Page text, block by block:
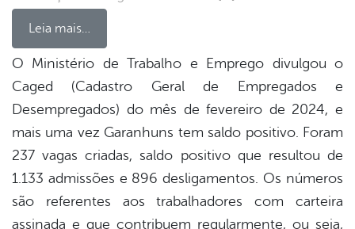
Leia mais…
O Ministério de Trabalho e Emprego divulgou o
Caged (Cadastro Geral de Empregados e
Desempregados) do mês de fevereiro de 2024, e
mais uma vez Garanhuns tem saldo positivo. Foram
237 vagas criadas, saldo positivo que resultou de
1.133 admissões e 896 desligamentos. Os números
são referentes aos trabalhadores com carteira
assinada e que contribuem regularmente, ou seja,